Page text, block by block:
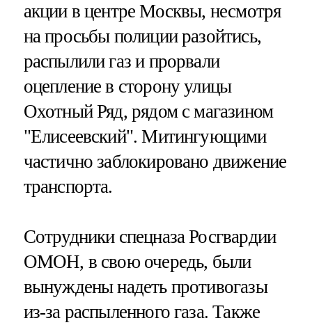
акции в центре Москвы, несмотря
на просьбы полиции разойтись,
распылили газ и прорвали
оцепление в сторону улицы
Охотный Ряд, рядом с магазином
"Елисеевский". Митингующими
частично заблокировано движение
транспорта.
Сотрудники спецназа Росгвардии
ОМОН, в свою очередь, были
вынуждены надеть противогазы
из-за распыленного газа. Также